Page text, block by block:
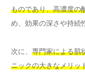
ものであり、高濃度の
め、効果の深さや持続
次に、 専門家による肌
ニックの大きなメリッ